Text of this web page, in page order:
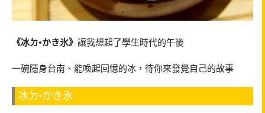
《冰ㄉ•かき氷》 讓我想起了學生時代的午後
一碗隱身台南、能喚起回憶的冰，待你來發覺自己的故事
冰ㄉ•かき氷